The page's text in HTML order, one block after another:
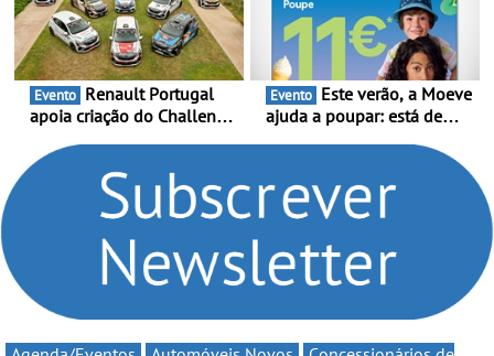
de Portugal
6 de Setembro
Evento
apoia criação do Challenge
compromisso com o
automobilismo nacional
continua em 2026
Evento
ajuda a poupar: está de
Volta” com descontos de